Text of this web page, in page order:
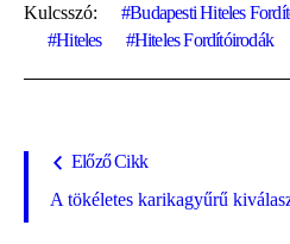
Kulcsszó: Budapesti Hiteles
Hiteles
Hiteles Fordítóirodák
Előző Cikk
A tökéletes karikagyűrű